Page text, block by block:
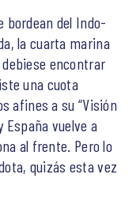
bordean del Indo-
la cuarta marina
encontrar
una cuota
afines a su “Visión
España vuelve a
al frente. Pero lo
quizás esta vez